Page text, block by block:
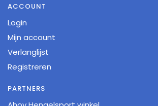
ACCOUNT
Login
Mijn account
Verlanglijst
Registreren
PARTNERS